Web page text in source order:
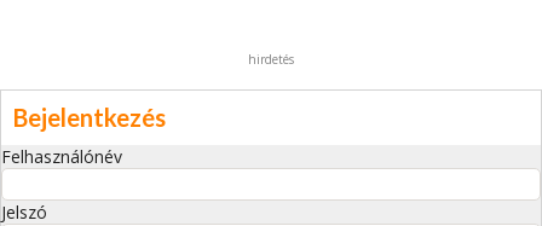
hirdetés
Bejelentkezés
Felhasználónév
Jelszó